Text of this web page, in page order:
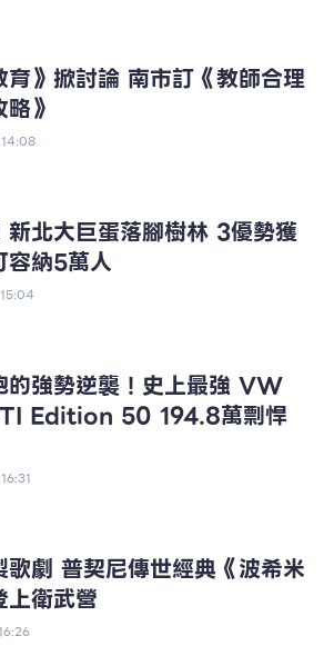
育》掀討論 南市訂《教師合理
》
新北大巨蛋落腳樹林 3優勢獲
容納5萬人
的強勢逆襲！史上最強 VW
Edition 50 194.8萬剽悍
歌劇 普契尼傳世經典《波希米
上衛武營